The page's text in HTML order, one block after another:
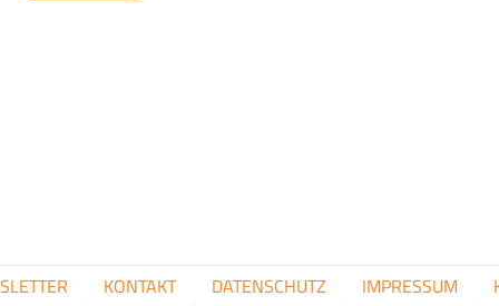
FUSSZEILENMENÜKONTAKT DATENSCHUTZ IMPRESSUM